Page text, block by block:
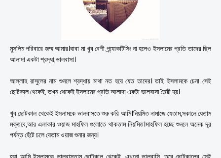
মুসলিম পরিবারে জম্ম আমার।বাবা মা খুব বেশী প্র্য্যাকটিসিং না হলেও ইসলামের প্রতি তাদের ছিল
আলাদা একটা শ্রদ্ধা,ভালবাসা।
আল্লাহ রাসুলের নাম শুনলে শ্রদ্ধায় মাথা নত হয়ে যেত তাদের। তাই ইসলামকে চেনা সেই
ছোটকাল থেকেই, তখন থেকেই ইসলামের প্রতি আলাদা একটা ভালবাসা তৈরী হয়।
খুব ছোটকাল থেকেই ইসলামকে ভালবাসতে শুরু করি আমি।নিয়মিত নামাজে যেতাম,সকালে যেতাম
মক্তবে,আর এলাকার ওয়াজ মাহফিল গুলোতে থাকতাম নিয়মিত।মাহফিল হচ্ছে শুনলে অনেক দূর
পর্যন্ত হেঁটে চলে যেতাম ওয়াজ শুনার জন্য।